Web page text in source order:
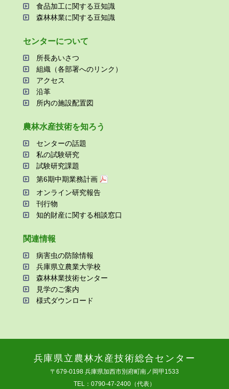
⾷品加⼯に関する⾖知識
森林林業に関する⾖知識
センターについて
所⻑あいさつ
組織（各部署へのリンク）
アクセス
沿⾰
所内の施設配置図
農林⽔産技術を知ろう
センターの話題
私の試験研究
試験研究課題
第6期中期業務計画
オンライン研究報告
刊⾏物
知的財産に関する相談窓⼝
関連情報
病害⾍の防除情報
兵庫県⽴農業⼤学校
森林林業技術センター
⾒学のご案内
様式ダウンロード
兵庫県⽴農林⽔産技術総合センター
〒679-0198 兵庫県加⻄市別府町南ノ岡甲1533
TEL：0790-47-2400（代表）